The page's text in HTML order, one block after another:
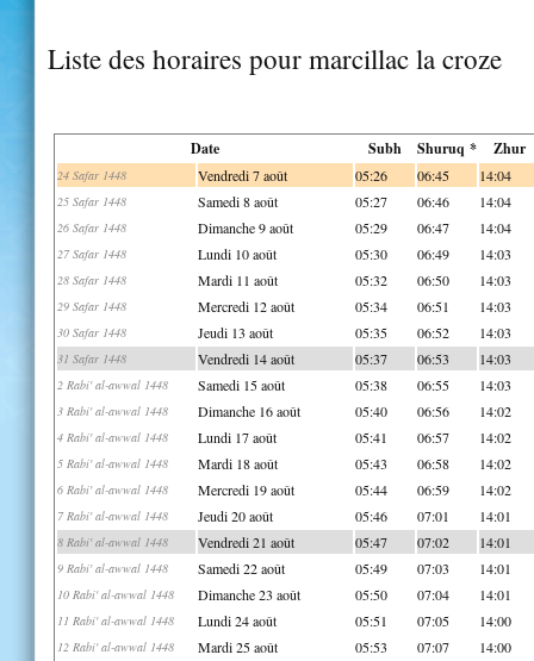
Liste des horaires pour marcillac la croze
Date Subh Shuruq * Zhur
24 Safar 1448 Vendredi 7 août 05:26 06:45 14:04
25 Safar 1448 Samedi 8 août 05:27 06:46 14:04
26 Safar 1448 Dimanche 9 août 05:29 06:47 14:04
27 Safar 1448 Lundi 10 août 05:30 06:49 14:03
28 Safar 1448 Mardi 11 août 05:32 06:50 14:03
29 Safar 1448 Mercredi 12 août 05:34 06:51 14:03
30 Safar 1448 Jeudi 13 août 05:35 06:52 14:03
31 Safar 1448 Vendredi 14 août 05:37 06:53 14:03
2 Rabi' al-awwal 1448 Samedi 15 août 05:38 06:55 14:03
3 Rabi' al-awwal 1448 Dimanche 16 août 05:40 06:56 14:02
4 Rabi' al-awwal 1448 Lundi 17 août 05:41 06:57 14:02
5 Rabi' al-awwal 1448 Mardi 18 août 05:43 06:58 14:02
6 Rabi' al-awwal 1448 Mercredi 19 août 05:44 06:59 14:02
7 Rabi' al-awwal 1448 Jeudi 20 août 05:46 07:01 14:01
8 Rabi' al-awwal 1448 Vendredi 21 août 05:47 07:02 14:01
9 Rabi' al-awwal 1448 Samedi 22 août 05:49 07:03 14:01
10 Rabi' al-awwal 1448 Dimanche 23 août 05:50 07:04 14:01
11 Rabi' al-awwal 1448 Lundi 24 août 05:51 07:05 14:00
12 Rabi' al-awwal 1448 Mardi 25 août 05:53 07:07 14:00